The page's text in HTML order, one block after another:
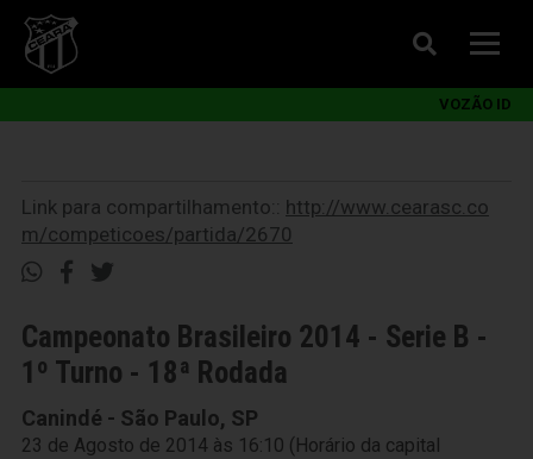
VOZÃO ID
Link para compartilhamento:: http://www.cearasc.co
m/competicoes/partida/2670
Campeonato Brasileiro 2014 - Serie B -
1º Turno - 18ª Rodada
Canindé - São Paulo, SP
23 de Agosto de 2014 às 16:10 (Horário da capital